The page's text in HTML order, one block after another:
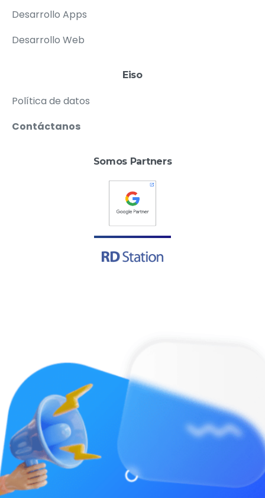
Desarrollo Apps
Desarrollo Web
Eiso
Política de datos
Contáctanos
Somos Partners